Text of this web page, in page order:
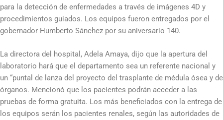
para la detección de enfermedades a través de imágenes 4D y
procedimientos guiados. Los equipos fueron entregados por el
gobernador Humberto Sánchez por su aniversario 140.
La directora del hospital, Adela Amaya, dijo que la apertura del
laboratorio hará que el departamento sea un referente nacional y
un “puntal de lanza del proyecto del trasplante de médula ósea y de
órganos. Mencionó que los pacientes podrán acceder a las
pruebas de forma gratuita. Los más beneficiados con la entrega de
los equipos serán los pacientes renales, según las autoridades de